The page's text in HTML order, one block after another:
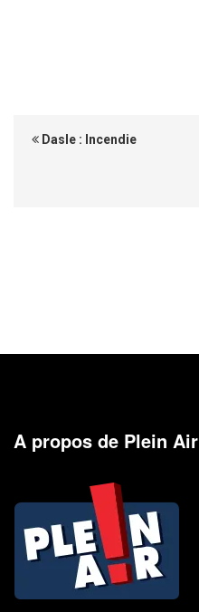
Dasle : Incendie
A propos de Plein Air